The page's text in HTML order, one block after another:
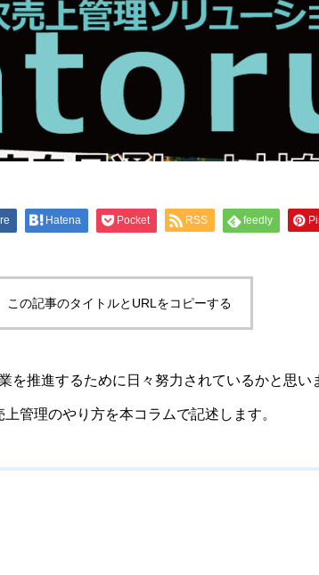
Hatena Pocket RSS feedly
この記事のタイトルとURLをコピーする
を推進するために日々努力されているかと思
管理のやり方を本コラムで記述します。